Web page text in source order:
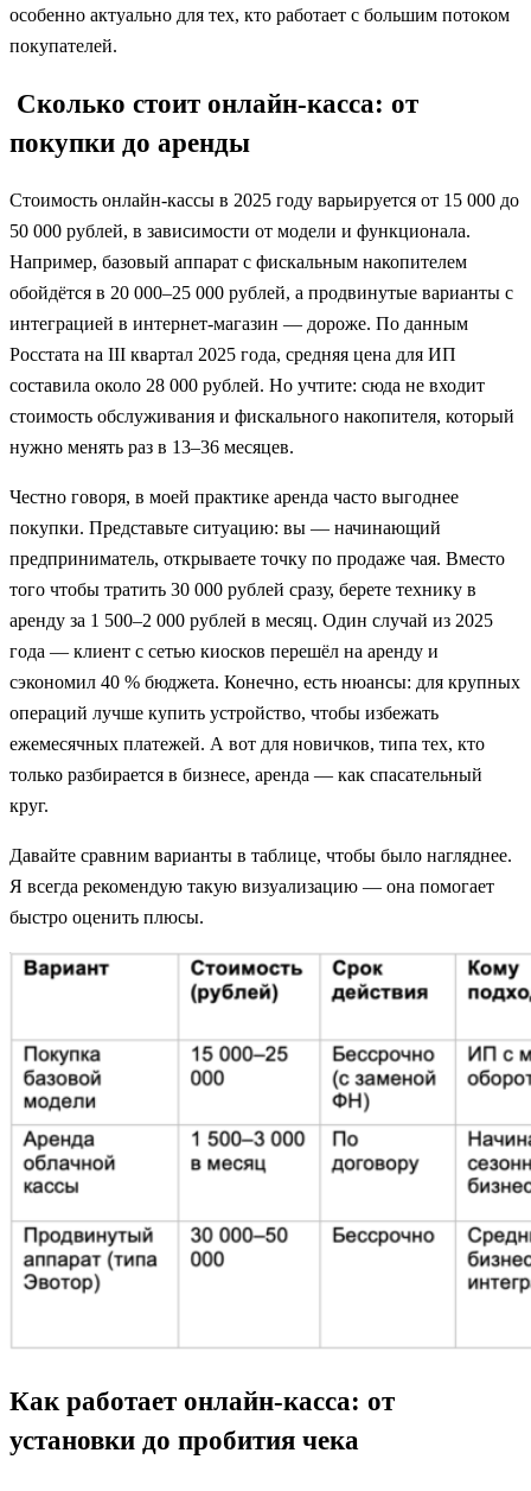
особенно актуально для тех, кто работает с большим потоком
покупателей.
Сколько стоит онлайн-касса: от
покупки до аренды
Стоимость онлайн-кассы в 2025 году варьируется от 15 000 до
50 000 рублей, в зависимости от модели и функционала.
Например, базовый аппарат с фискальным накопителем
обойдётся в 20 000–25 000 рублей, а продвинутые варианты с
интеграцией в интернет-магазин — дороже. По данным
Росстата на III квартал 2025 года, средняя цена для ИП
составила около 28 000 рублей. Но учтите: сюда не входит
стоимость обслуживания и фискального накопителя, который
нужно менять раз в 13–36 месяцев.
Честно говоря, в моей практике аренда часто выгоднее
покупки. Представьте ситуацию: вы — начинающий
предприниматель, открываете точку по продаже чая. Вместо
того чтобы тратить 30 000 рублей сразу, берете технику в
аренду за 1 500–2 000 рублей в месяц. Один случай из 2025
года — клиент с сетью киосков перешёл на аренду и
сэкономил 40 % бюджета. Конечно, есть нюансы: для крупных
операций лучше купить устройство, чтобы избежать
ежемесячных платежей. А вот для новичков, типа тех, кто
только разбирается в бизнесе, аренда — как спасательный
круг.
Давайте сравним варианты в таблице, чтобы было нагляднее.
Я всегда рекомендую такую визуализацию — она помогает
быстро оценить плюсы.
Как работает онлайн-касса: от
установки до пробития чека